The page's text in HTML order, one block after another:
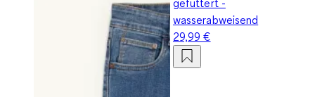
wasserabweisend
29,99 €